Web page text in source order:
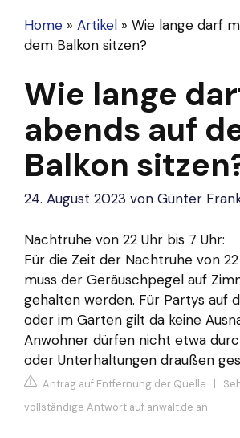
Home » Artikel » Wie lange darf
dem Balkon sitzen?
Wie lange
abends auf
Balkon
24. August 2023 von Günter
Nachtruhe von 22 Uhr bis 7 Uhr:
Für die Zeit der Nachtruhe von
muss der Geräuschpegel auf
gehalten werden. Für Partys auf
oder im Garten gilt da keine
Anwohner dürfen nicht etwa
oder Unterhaltungen draußen
Antrag auf Entfernung der Quelle |
vollständige Antwort auf anwalt.de an